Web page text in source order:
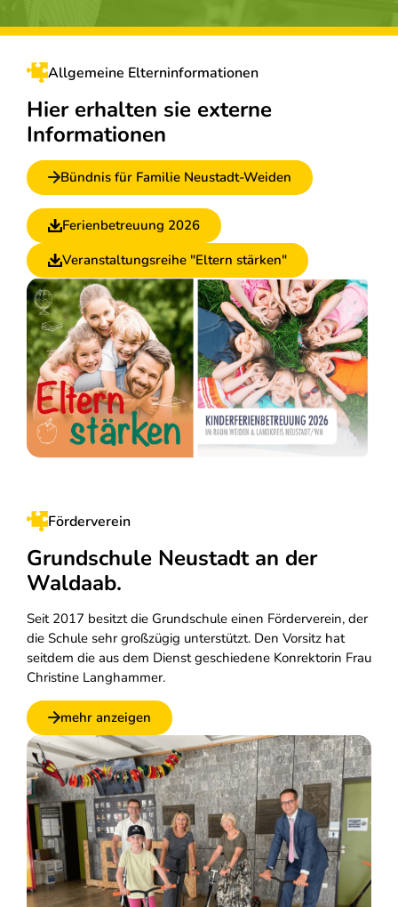
Allgemeine Elterninformationen
Hier erhalten sie externe
Informationen
Bündnis für Familie Neustadt-Weiden
Ferienbetreuung 2026
Veranstaltungsreihe "Eltern stärken"
Förderverein
Grundschule Neustadt an der
Waldaab.
Seit 2017 besitzt die Grundschule einen Förderverein, der
die Schule sehr großzügig unterstützt. Den Vorsitz hat
seitdem die aus dem Dienst geschiedene Konrektorin Frau
Christine Langhammer.
mehr anzeigen